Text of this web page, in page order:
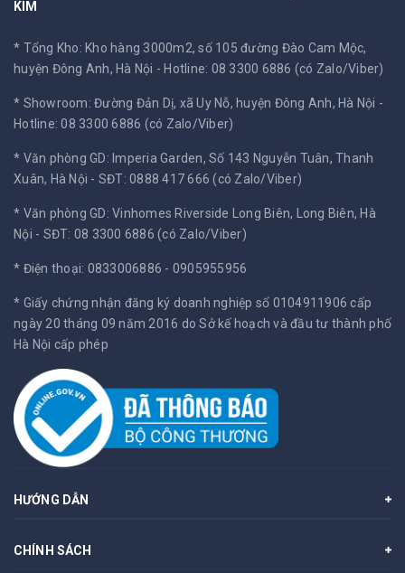
KIM
* Tổng Kho: Kho hàng 3000m2, số 105 đường Đào Cam Mộc,
huyện Đông Anh, Hà Nội -Hotline: 08 3300 6886 (có Zalo/Viber)
* Showroom: Đường Đản Dị, xã Uy Nỗ, huyện Đông Anh, Hà Nội -
Hotline: 08 3300 6886 (có Zalo/Viber)
* Văn phòng GD: Imperia Garden, Số 143 Nguyễn Tuân, Thanh
Xuân, Hà Nội - SĐT: 0888 417 666 (có Zalo/Viber)
* Văn phòng GD: Vinhomes Riverside Long Biên, Long Biên, Hà
Nội - SĐT: 08 3300 6886 (có Zalo/Viber)
* Điện thoại: 0833006886 - 0905955956
* Giấy chứng nhận đăng ký doanh nghiệp số 0104911906 cấp
ngày 20 tháng 09 năm 2016 do Sở kế hoạch và đầu tư thành phố
Hà Nội cấp phép
HƯỚNG DẪN
CHÍNH SÁCH